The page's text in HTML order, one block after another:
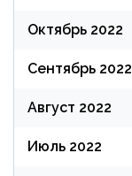
Октябрь 2022
Сентябрь 2022
Август 2022
Июль 2022